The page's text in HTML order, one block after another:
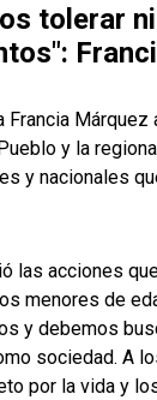
tolerar
Francia
y la
y nacionales
las acciones
menores de
y debemos
sociedad. A
por la vida y